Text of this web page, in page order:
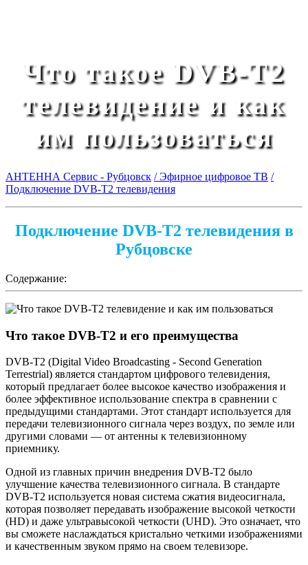
Что такое DVB-T2
телевидение и как
им пользоваться
АНТЕННА Сервис - Рубцовск / Эфирное цифровое ТВ /
Подключение DVB-T2 телевидения
Подключение DVB-T2 телевидения в
Рубцовске
Содержание:
Что такое DVB-T2 и его преимущества
DVB-T2 (Digital Video Broadcasting - Second Generation
Terrestrial) является стандартом цифрового телевидения,
который предлагает более высокое качество изображения и
более эффективное использование спектра в сравнении с
предыдущими стандартами. Этот стандарт используется для
передачи телевизионного сигнала через воздух, по земле или
другими словами — от антенны к телевизионному
приемнику.
Одной из главных причин внедрения DVB-T2 было
улучшение качества телевизионного сигнала. В стандарте
DVB-T2 используется новая система сжатия видеосигнала,
которая позволяет передавать изображение высокой четкости
(HD) и даже ультравысокой четкости (UHD). Это означает, что
вы сможете наслаждаться кристально четкими изображениями
и качественным звуком прямо на своем телевизоре.